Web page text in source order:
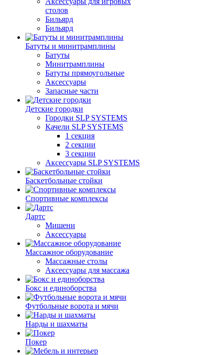
столов
Бильяpд
Бильяpд
Батуты и минитрамплины
Батуты
Минитрамплины
Батуты прямоугольные
Аксессуары
Запасные части
Детские городки
Городки SLP SYSTEMS
Качели SLP SYSTEMS
1 секция
2 секции
3 секции
Аксессуары SLP SYSTEMS
Баскетбольные стойки
Спортивные комплексы
Дартс
Мишени
Аксессуары
Массажное оборудование
Массажные столы
Аксессуары для массажа
Бокс и единоборства
Футбольные ворота и мячи
Нарды и шахматы
Покер